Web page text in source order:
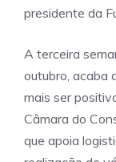
presidente da
A terceira
outubro, acaba
mais ser
Câmara do
que apoia